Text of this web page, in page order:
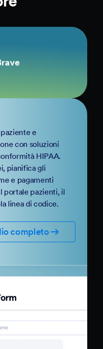
con soluzioni
HIPAA.
pianifica gli
e pagamenti
pazienti, il
linea di codice.
completo